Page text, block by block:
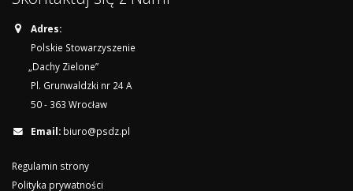
Adres:
Polskie Stowarzyszenie
„Dachy Zielone”
Pl. Grunwaldzki nr 24 A
50 - 363 Wrocław
Email: biuro@psdz.pl
Regulamin strony
Polityka prywatności